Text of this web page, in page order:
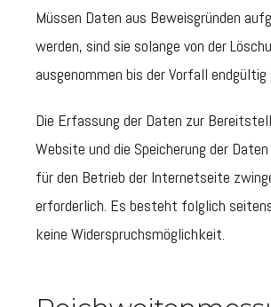
Müssen Daten aus Beweisgründen
werden, sind sie solange von der
ausgenommen bis der Vorfall
Die Erfassung der Daten zur
Website und die Speicherung der
für den Betrieb der Internetseite
erforderlich. Es besteht folglich
keine Widerspruchsmöglichkeit.